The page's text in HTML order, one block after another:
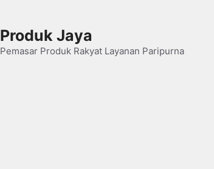
Produk Jaya
Pemasar Produk Rakyat Layanan Paripurna